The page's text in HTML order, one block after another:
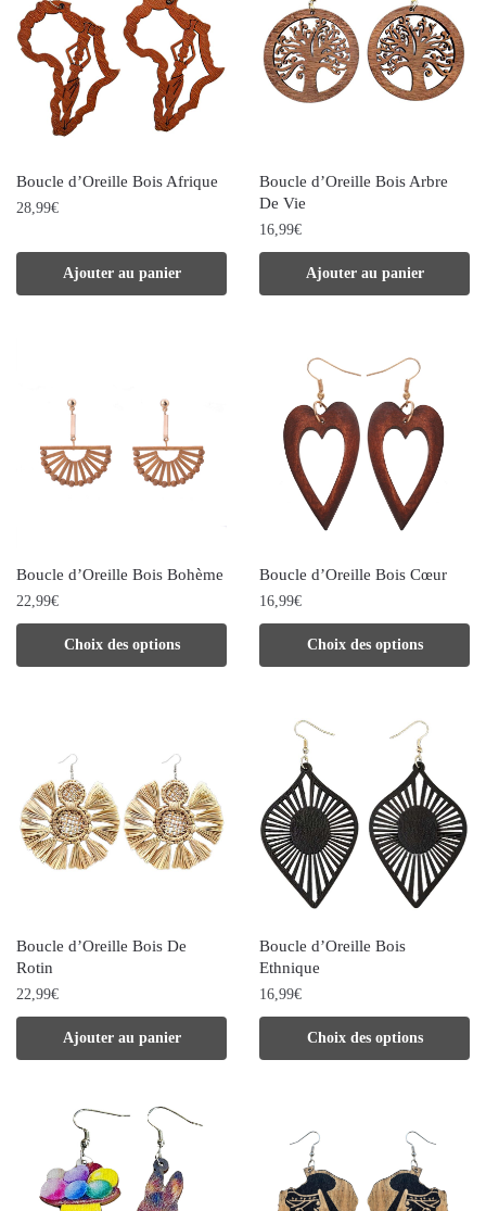
Boucle d’Oreille Bois Afrique
28,99€
Ajouter au panier
Boucle d’Oreille Bois Arbre
De Vie
16,99€
Ajouter au panier
Boucle d’Oreille Bois Bohème
22,99€
Choix des options
produit
variations.
Les
options
peuvent
sur
la
page
Boucle d’Oreille Bois Cœur
16,99€
Choix des options
produit
plusieurs
variations.
Les
options
peuvent
sur
la
page
Boucle d’Oreille Bois De
Rotin
22,99€
Ajouter au panier
Boucle d’Oreille Bois
Ethnique
16,99€
Choix des options
produit
plusieurs
variations.
Les